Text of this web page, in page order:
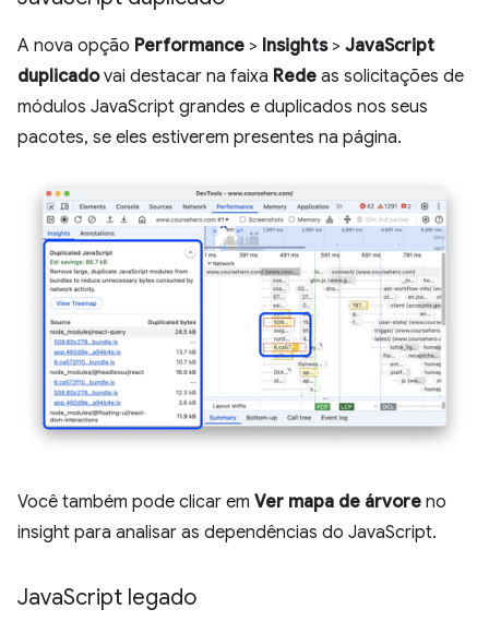
A nova opção Performance > Insights> JavaScript
duplicadovai destacar na faixa Rede as solicitações de
módulos JavaScript grandes e duplicados nos seus
pacotes, se eles estiverem presentes na página.
Você também pode clicar em Ver mapa de árvore no
insight para analisar as dependências do JavaScript.
JavaScript legado